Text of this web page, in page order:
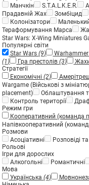
Манчкін
S.T.A.L.K.E.R.
Прадавній Жах
Зомбіцид
Колонізатори
Тераформування Марса
Star Wars: X-Wing Miniatures
Популярні світи
Star Wars(9)
(1)
Гра престолів(3)
Стратегії
Економічні(2)
Wargame (Військові з
placement)
Облаштування
Контроль території
Режим гри
Кооперативний (команда
Напівкооперативний
Розмови
Асоціативні
Розповіді
Рольові
Ігри для дорослих
Алкогольні
Романтичні
Мова
Українська(4)